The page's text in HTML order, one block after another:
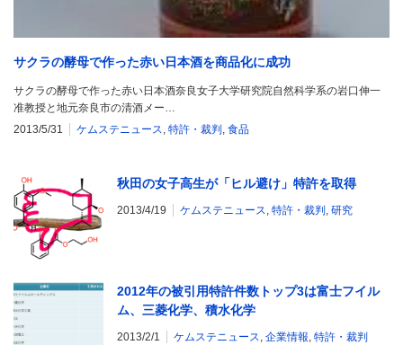
サクラの酵母で作った赤い日本酒を商品化に成功
サクラの酵母で作った赤い日本酒奈良女子大学研究院自然科学系の岩口伸一
准教授と地元奈良市の清酒メー…
2013/5/31
ケムステニュース, 特許・裁判 , 食品
秋田の女子高生が「ヒル避け」特許を取得
2013/4/19 ケムステニュース, 特許・裁判 , 研究
2012年の被引用特許件数トップ3は富士フイル
ム、三菱化学、積水化学
2013/2/1 ケムステニュース, 企業情報, 特許・裁判